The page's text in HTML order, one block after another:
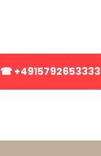
☎ +4915792653333